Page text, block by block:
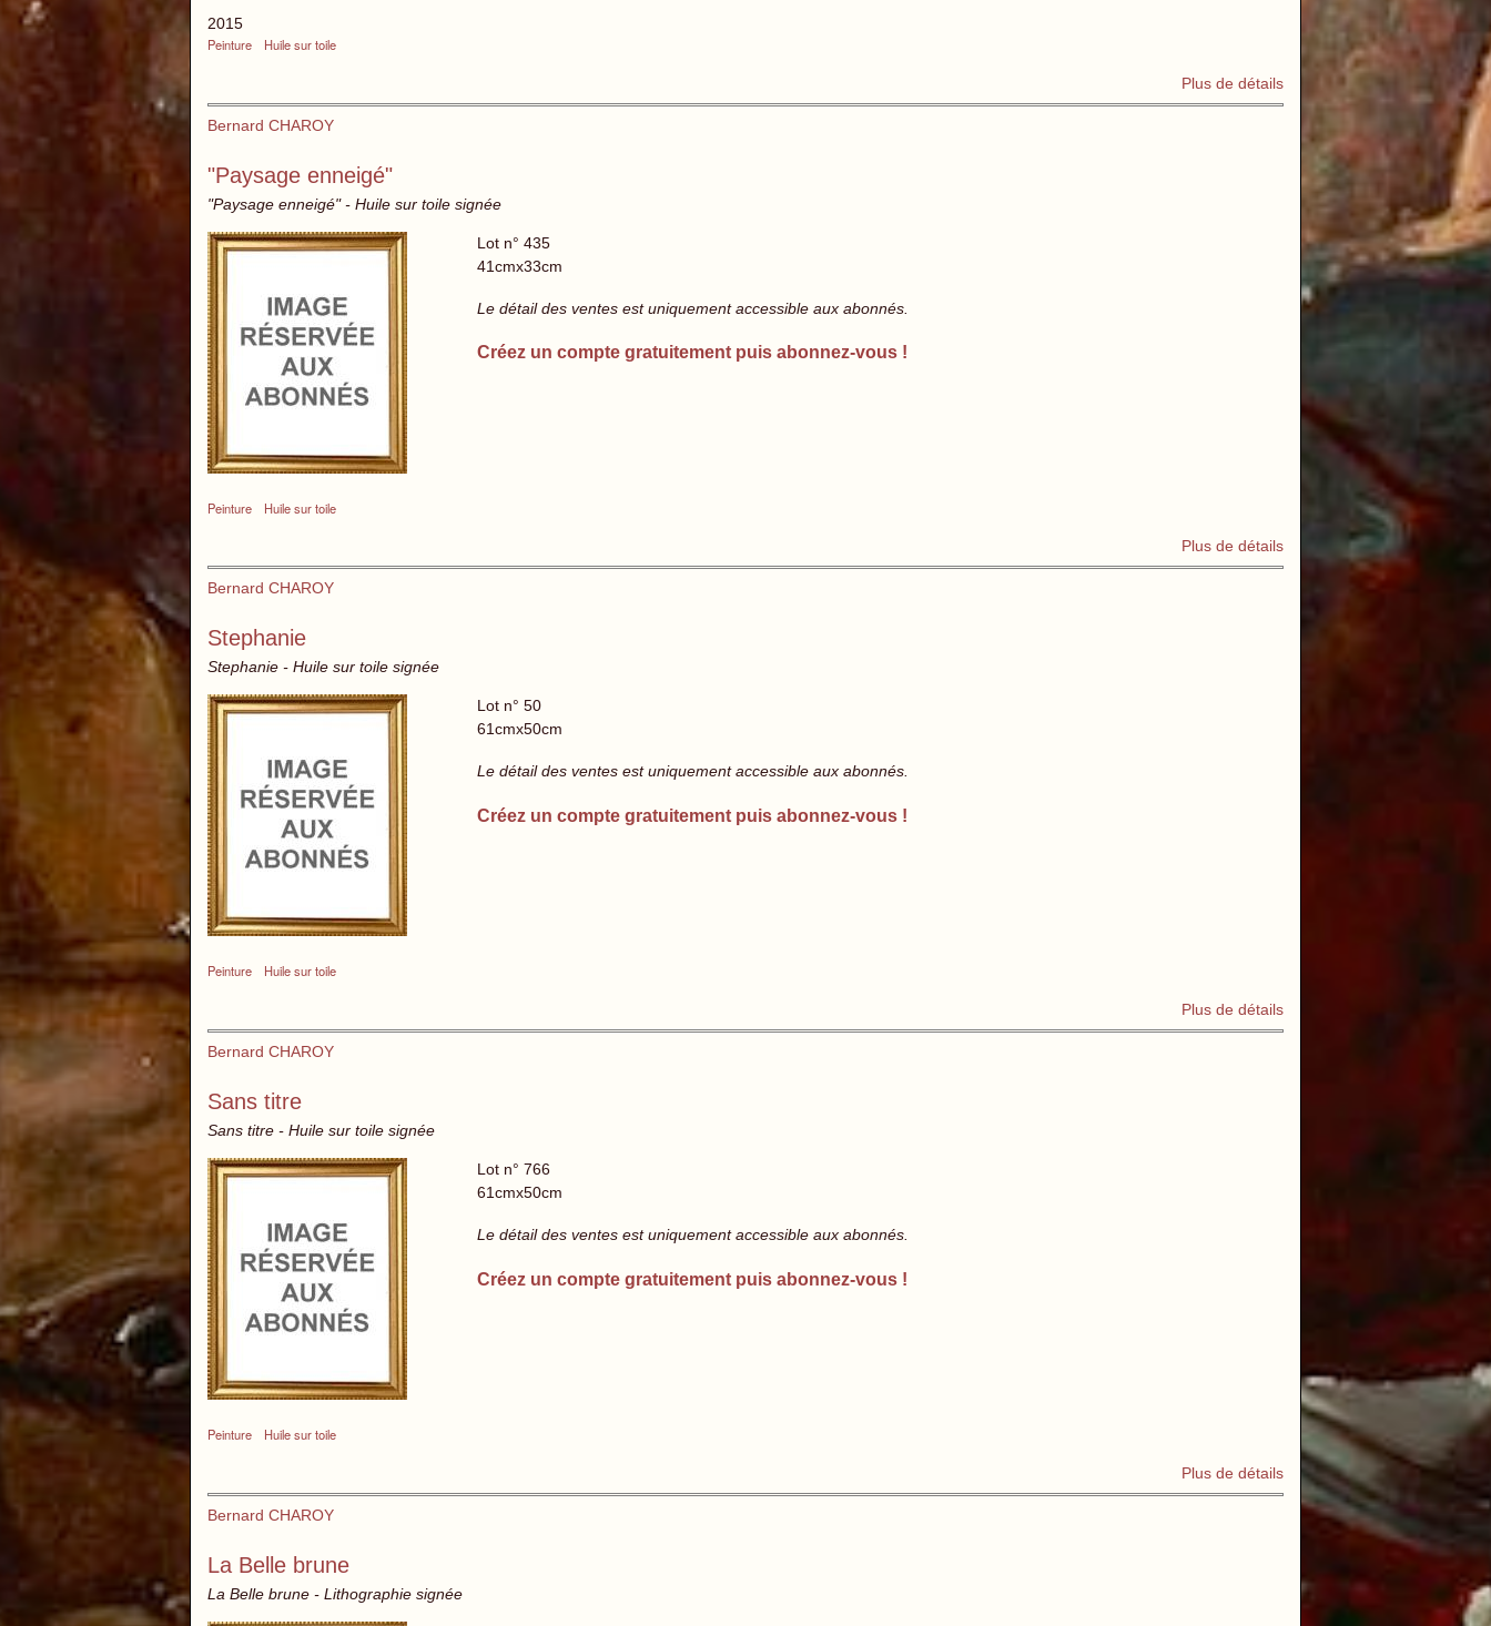
2015
Peinture
Huile sur toile
Plus de détails
Bernard CHAROY
"Paysage enneigé"
"Paysage enneigé" - Huile sur toile signée
Peinture Huile sur toile
Lot n° 435
41cmx33cm
Le détail des ventes est uniquement accessible aux abonnés.
Créez un compte gratuitement puis abonnez-vous !
Plus de détails
Bernard CHAROY
Stephanie
Stephanie - Huile sur toile signée
Peinture Huile sur toile
Lot n° 50
61cmx50cm
Le détail des ventes est uniquement accessible aux abonnés.
Créez un compte gratuitement puis abonnez-vous !
Plus de détails
Bernard CHAROY
Sans titre
Sans titre - Huile sur toile signée
Peinture Huile sur toile
Lot n° 766
61cmx50cm
Le détail des ventes est uniquement accessible aux abonnés.
Créez un compte gratuitement puis abonnez-vous !
Plus de détails
Bernard CHAROY
La Belle brune
La Belle brune - Lithographie signée